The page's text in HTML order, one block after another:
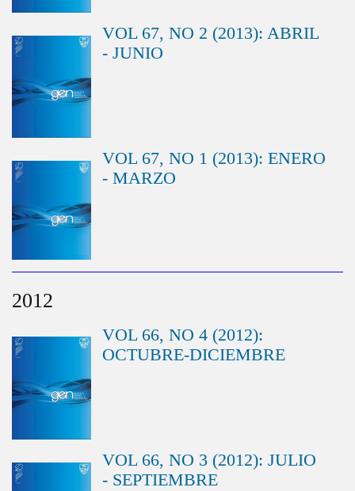
VOL 67, NO 2 (2013): ABRIL
- JUNIO
VOL 67, NO 1 (2013): ENERO
- MARZO
2012
VOL 66, NO 4 (2012):
OCTUBRE-DICIEMBRE
VOL 66, NO 3 (2012): JULIO
- SEPTIEMBRE